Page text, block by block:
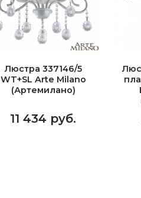
Люстра 337146/5
WT+SL Arte Milano
(Артемилано)
11 434 руб.